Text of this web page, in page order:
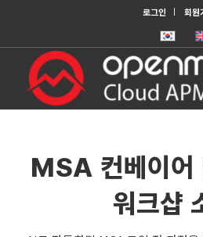
로그인 회원
MSA 컨베이
워크샵